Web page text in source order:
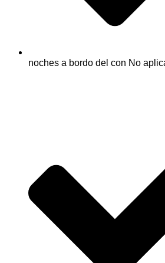
noches a bordo del con No